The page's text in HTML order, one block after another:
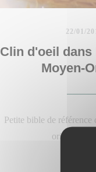
22/01/
Clin d'oeil dans
Moyen-
Petite bible de
oriental" à